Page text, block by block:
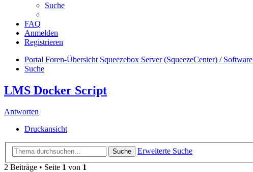
Suche
FAQ
Anmelden
Registrieren
Portal Foren-Übersicht Squeezebox Server (SqueezeCenter) / Software
Suche
LMS Docker Script
Antworten
Druckansicht
Suche
Erweiterte Suche
2 Beiträge • Seite 1 von 1